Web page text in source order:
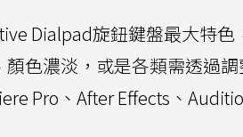
Dialpad旋鈕鍵盤最大特
色濃淡，或是各類需透過
Pro、After Effects、